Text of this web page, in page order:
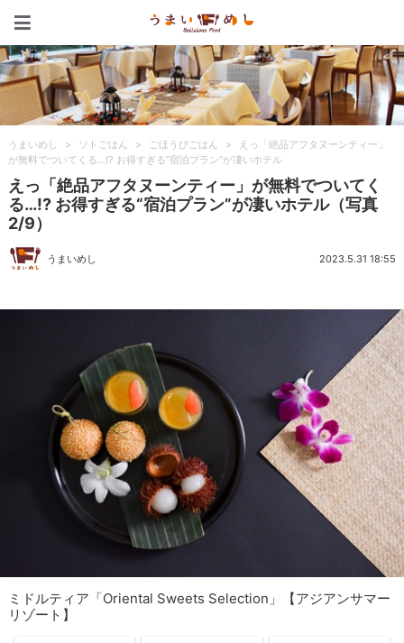
うまいめし > ソトごはん > ごほうびごはん >
えっ「絶品アフタヌーンティー」
が無料でついてくる…!? お得すぎる“宿泊プラン”が凄いホテル
えっ「絶品アフタヌーンティー」が無料でついてく
る…!? お得すぎる“宿泊プラン”が凄いホテル（写真
2/9）
うまいめし 2023.5.31 18:55
ミドルティア「Oriental Sweets Selection」【アジアンサマー
リゾート】